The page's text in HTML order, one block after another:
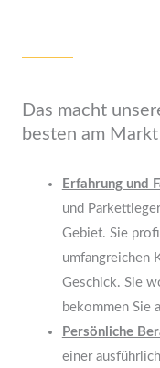
Das macht
besten am Markt
Erfahrung und
und
Gebiet. Sie
umfangreichen
Geschick. Sie
bekommen Sie
Persönliche
einer